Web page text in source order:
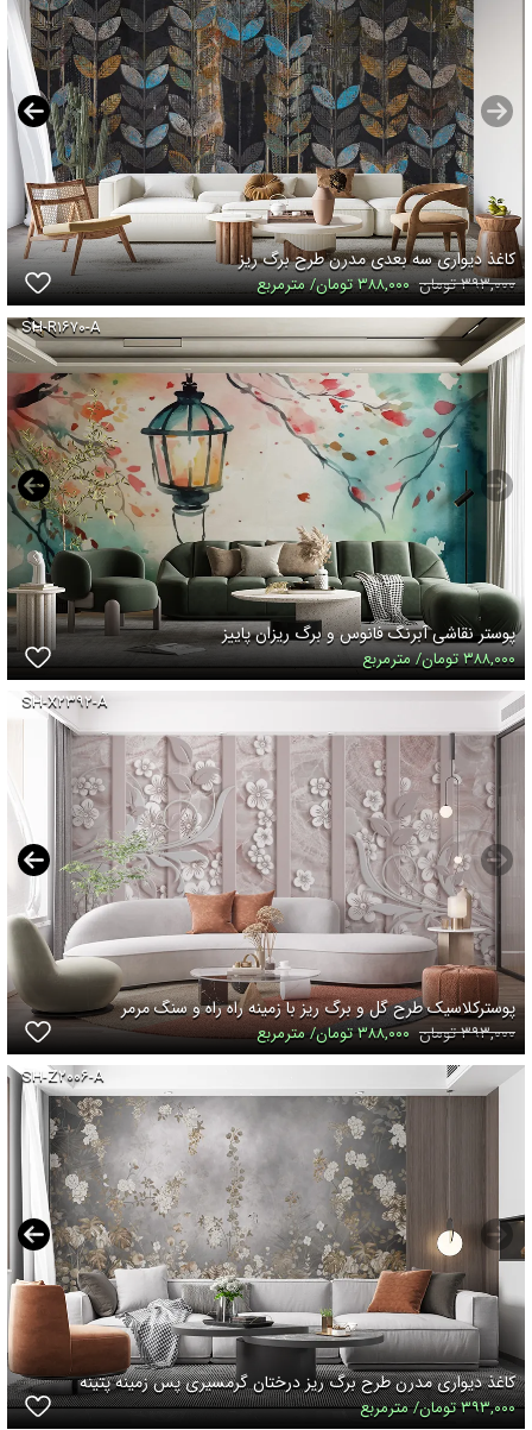
کاغذ دیواری سه بعدی مدرن طرح برگ ریز
۳۹۳,۰۰۰ تومان
۳۸۸,۰۰۰ تومان/ مترمربع
SH-R۱۶۷۰-A
پوستر نقاشی آبرنگ فانوس و برگ ریزان پاییز
۳۸۸,۰۰۰ تومان/ مترمربع
SH-X۲۳۹۲-A
پوسترکلاسیک طرح گل و برگ ریز با زمینه راه راه و سنگ مرمر
۳۹۳,۰۰۰ تومان
۳۸۸,۰۰۰ تومان/ مترمربع
SH-Z۲۰۰۶-A
کاغذ دیواری مدرن طرح برگ ریز درختان گرمسیری پس زمینه پتینه
۳۹۳,۰۰۰ تومان/ مترمربع